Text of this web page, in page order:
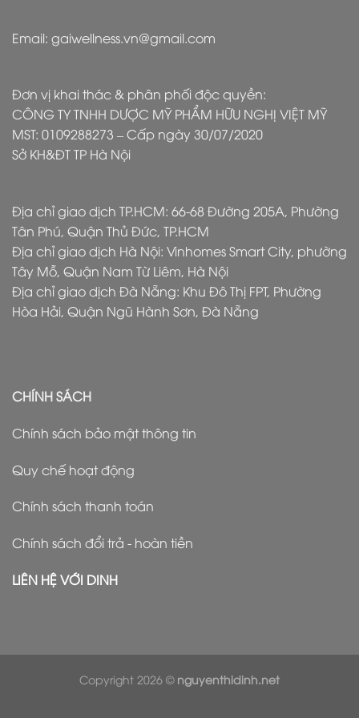
Email: gaiwellness.vn@gmail.com
Đơn vị khai thác & phân phối độc quyền:
CÔNG TY TNHH DƯỢC MỸ PHẨM HỮU NGHỊ VIỆT MỸ
MST: 0109288273 – Cấp ngày 30/07/2020
Sở KH&ĐT TP Hà Nội
Địa chỉ giao dịch TP.HCM: 66-68 Đường 205A, Phường
Tân Phú, Quận Thủ Đức, TP.HCM
Địa chỉ giao dịch Hà Nội: Vinhomes Smart City, phường
Tây Mỗ, Quận Nam Từ Liêm, Hà Nội
Địa chỉ giao dịch Đà Nẵng: Khu Đô Thị FPT, Phường
Hòa Hải, Quận Ngũ Hành Sơn, Đà Nẵng
CHÍNH SÁCH
Chính sách bảo mật thông tin
Quy chế hoạt động
Chính sách thanh toán
Chính sách đổi trả - hoàn tiền
LIÊN HỆ VỚI DINH
Copyright 2026 © nguyenthidinh.net